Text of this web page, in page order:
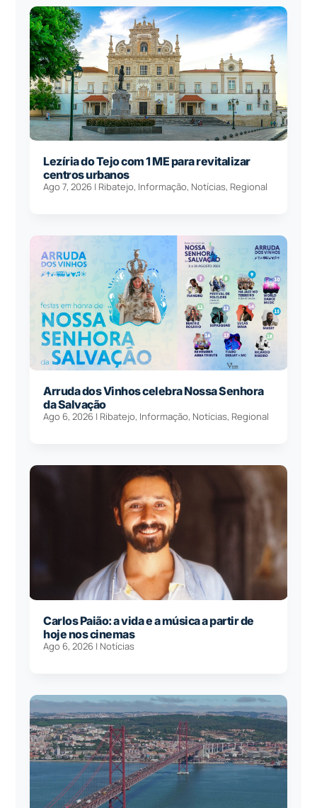
Lezíria do Tejo com 1 ME para revitalizar
centros urbanos
Ago 7, 2026 | Ribatejo, Informação, Notícias, Regional
Arruda dos Vinhos celebra Nossa Senhora
da Salvação
Ago 6, 2026 | Ribatejo, Informação, Notícias, Regional
Carlos Paião: a vida e a música a partir de
hoje nos cinemas
Ago 6, 2026 | Notícias